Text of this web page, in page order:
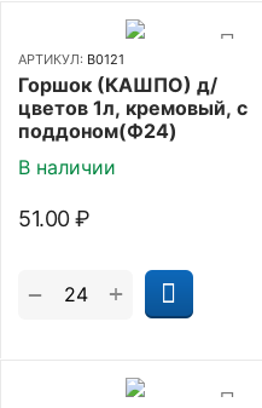
АРТИКУЛ: В0121
Горшок (КАШПО) д/
цветов 1л, кремовый, с
поддоном(Ф24)
В наличии
51.00 ₽
+
−